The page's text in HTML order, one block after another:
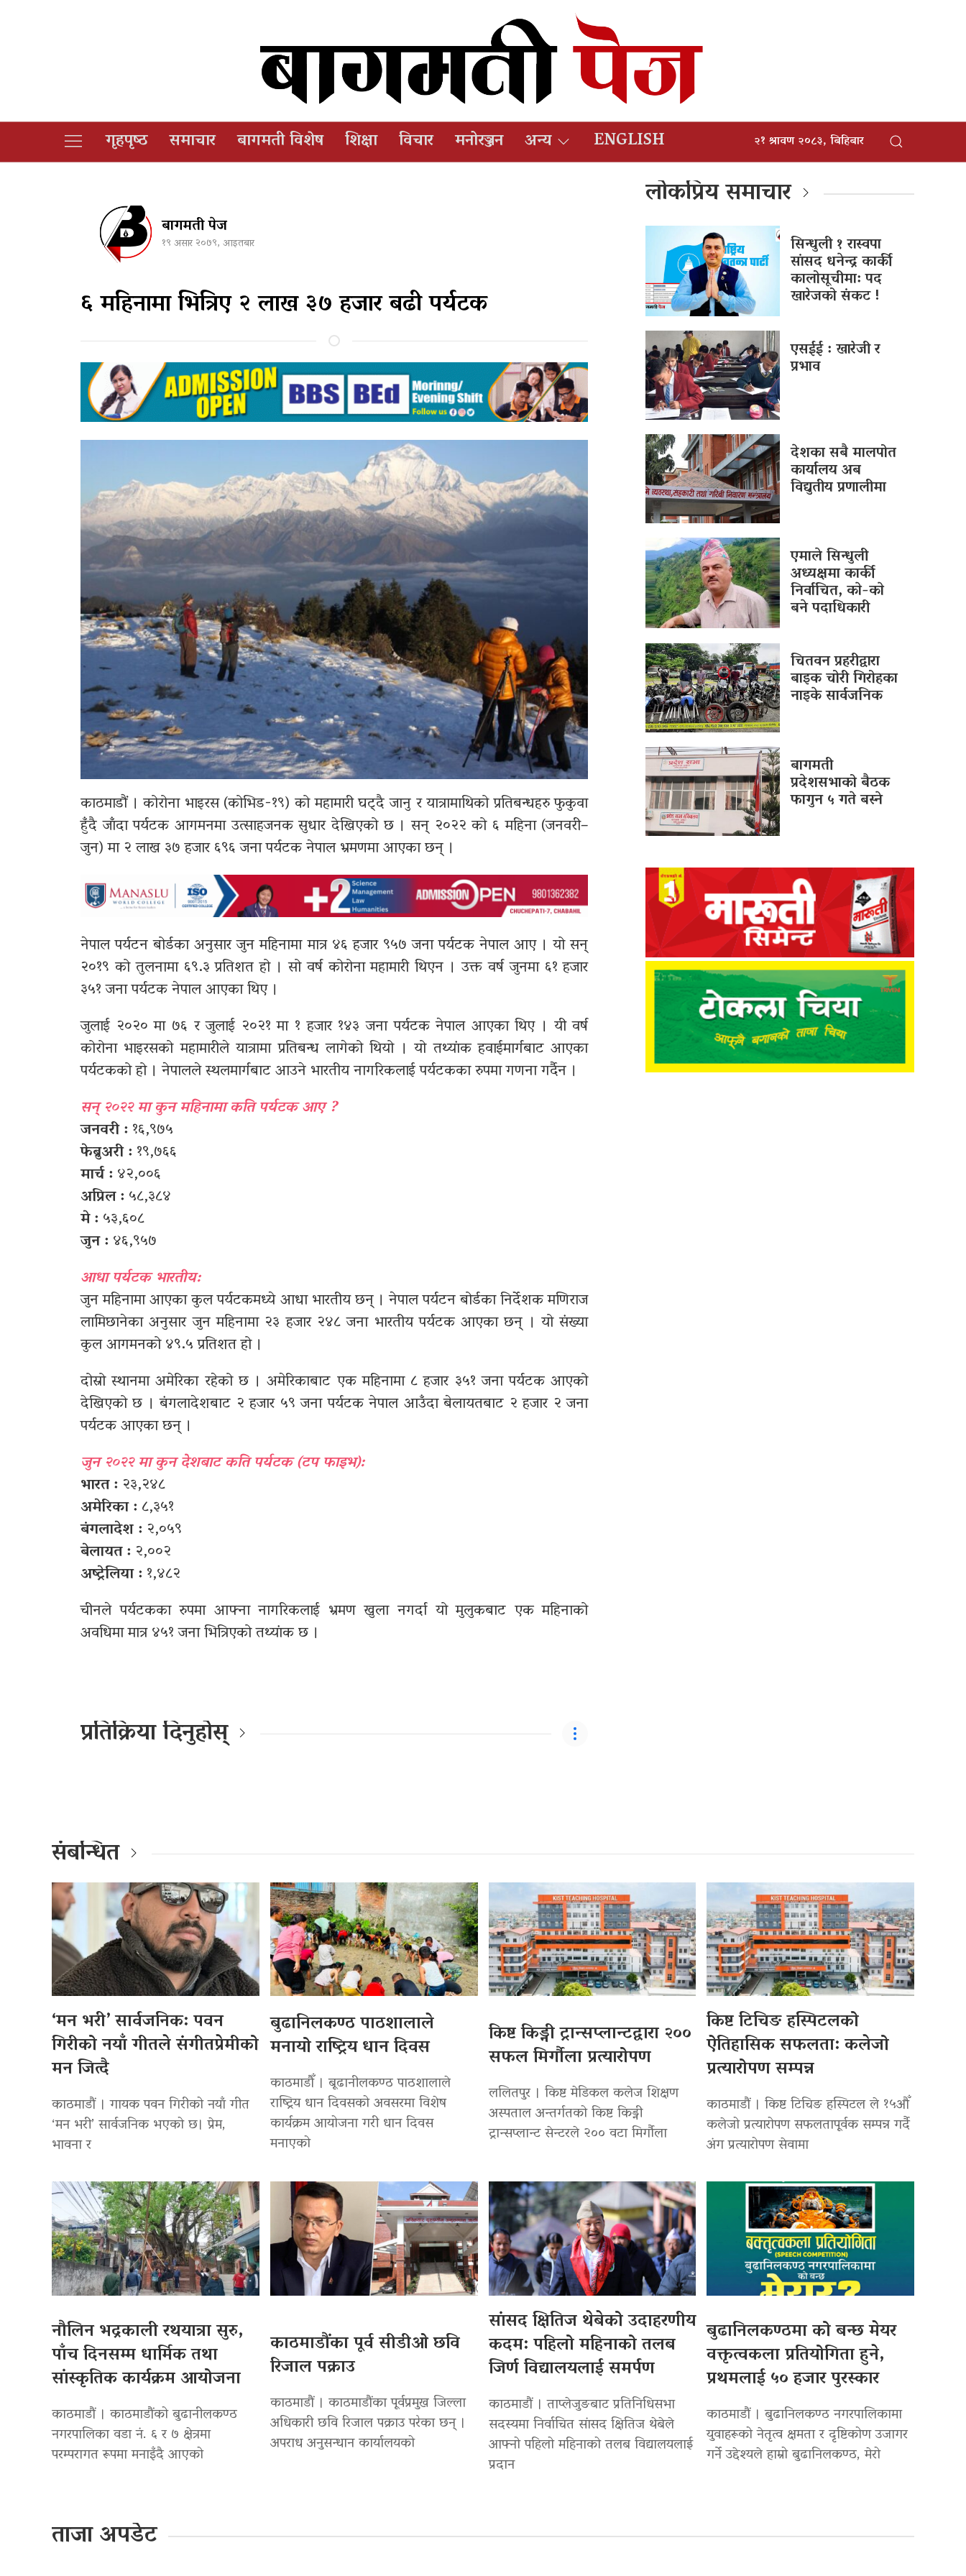
गृहपृष्‍ठ समाचार बागमती विशेष शिक्षा विचार मनोरञ्जन अन्य ENGLISH २१ श्रावण २०८३, बिहिबार
बागमती पेज
१९ असार २०७९, आइतबार
६ महिनामा भित्रिए २ लाख ३७ हजार बढी पर्यटक
काठमाडौं । कोरोना भाइरस (कोभिड-१९) को महामारी घट्दै जानु र यात्रामाथिको प्रतिबन्धहरु फुकुवा
हुँदै जाँदा पर्यटक आगमनमा उत्साहजनक सुधार देखिएको छ । सन् २०२२ को ६ महिना (जनवरी–
जुन) मा २ लाख ३७ हजार ६९६ जना पर्यटक नेपाल भ्रमणमा आएका छन् ।
नेपाल पर्यटन बोर्डका अनुसार जुन महिनामा मात्र ४६ हजार ९५७ जना पर्यटक नेपाल आए । यो सन्
२०१९ को तुलनामा ६९.३ प्रतिशत हो । सो वर्ष कोरोना महामारी थिएन । उक्त वर्ष जुनमा ६१ हजार
३५१ जना पर्यटक नेपाल आएका थिए ।
जुलाई २०२० मा ७६ र जुलाई २०२१ मा १ हजार १४३ जना पर्यटक नेपाल आएका थिए । यी वर्ष
कोरोना भाइरसको महामारीले यात्रामा प्रतिबन्ध लागेको थियो । यो तथ्यांक हवाईमार्गबाट आएका
पर्यटकको हो । नेपालले स्थलमार्गबाट आउने भारतीय नागरिकलाई पर्यटकका रुपमा गणना गर्दैन ।
सन् २०२२ मा कुन महिनामा कति पर्यटक आए ?
जनवरी :१६,९७५
फेब्रुअरी :१९,७६६
मार्च :४२,००६
अप्रिल :५८,३८४
मे :५३,६०८
जुन :४६,९५७
आधा पर्यटक भारतीय:
जुन महिनामा आएका कुल पर्यटकमध्ये आधा भारतीय छन् । नेपाल पर्यटन बोर्डका निर्देशक मणिराज
लामिछानेका अनुसार जुन महिनामा २३ हजार २४८ जना भारतीय पर्यटक आएका छन् । यो संख्या
कुल आगमनको ४९.५ प्रतिशत हो ।
दोस्रो स्थानमा अमेरिका रहेको छ । अमेरिकाबाट एक महिनामा ८ हजार ३५१ जना पर्यटक आएको
देखिएको छ । बंगलादेशबाट २ हजार ५९ जना पर्यटक नेपाल आउँदा बेलायतबाट २ हजार २ जना
पर्यटक आएका छन् ।
जुन २०२२ मा कुन देशबाट कति पर्यटक (टप फाइभ):
भारत :२३,२४८
अमेरिका :८,३५१
बंगलादेश :२,०५९
बेलायत :२,००२
अष्ट्रेलिया :१,४८२
चीनले पर्यटकका रुपमा आफ्ना नागरिकलाई भ्रमण खुला नगर्दा यो मुलुकबाट एक महिनाको
अवधिमा मात्र ४५१ जना भित्रिएको तथ्यांक छ ।
प्रतिक्रिया दिनुहोस्
लोकप्रिय समाचार
सिन्धुली १ रास्वपा
सांसद धनेन्द्र कार्की
कालोसूचीमा: पद
खारेजको संकट !
एसईई : खारेजी र
प्रभाव
देशका सबै मालपोत
कार्यालय अब
विद्युतीय प्रणालीमा
एमाले सिन्धुली
अध्यक्षमा कार्की
निर्वाचित, काे-काे
बने पदाधिकारी
चितवन प्रहरीद्वारा
बाइक चोरी गिरोहका
नाइके सार्वजनिक
बागमती
प्रदेशसभाको बैठक
फागुन ५ गते बस्ने
संबन्धित
‘मन भरी’ सार्वजनिक: पवन
गिरीको नयाँ गीतले संगीतप्रेमीको
मन जित्दै
काठमाडौं । गायक पवन गिरीको नयाँ गीत
‘मन भरी’ सार्वजनिक भएको छ। प्रेम,
भावना र
बुढानिलकण्ठ पाठशालाले
मनायो राष्ट्रिय धान दिवस
काठमाडौँ । बूढानीलकण्ठ पाठशालाले
राष्ट्रिय धान दिवसको अवसरमा विशेष
कार्यक्रम आयोजना गरी धान दिवस
मनाएको
किष्ट किड्नी ट्रान्सप्लान्टद्वारा २००
सफल मिर्गौला प्रत्यारोपण
ललितपुर । किष्ट मेडिकल कलेज शिक्षण
अस्पताल अन्तर्गतको किष्ट किड्नी
ट्रान्सप्लान्ट सेन्टरले २०० वटा मिर्गौला
किष्ट टिचिङ हस्पिटलको
ऐतिहासिक सफलता: कलेजो
प्रत्यारोपण सम्पन्न
काठमाडौं । किष्ट टिचिङ हस्पिटल ले १५औँ
कलेजो प्रत्यारोपण सफलतापूर्वक सम्पन्न गर्दै
अंग प्रत्यारोपण सेवामा
नौलिन भद्रकाली रथयात्रा सुरु,
पाँच दिनसम्म धार्मिक तथा
सांस्कृतिक कार्यक्रम आयोजना
काठमाडौं । काठमाडौंको बुढानीलकण्ठ
नगरपालिका वडा नं. ६ र ७ क्षेत्रमा
परम्परागत रूपमा मनाइँदै आएको
काठमाडौंका पूर्व सीडीओ छवि
रिजाल पक्राउ
काठमाडौं । काठमाडौंका पूर्वप्रमुख जिल्ला
अधिकारी छवि रिजाल पक्राउ परेका छन् ।
अपराध अनुसन्धान कार्यालयको
सांसद क्षितिज थेबेको उदाहरणीय
कदम: पहिलो महिनाको तलब
जिर्ण विद्यालयलाई समर्पण
काठमाडौं । ताप्लेजुङबाट प्रतिनिधिसभा
सदस्यमा निर्वाचित सांसद क्षितिज थेबेले
आफ्नो पहिलो महिनाको तलब विद्यालयलाई
प्रदान
बुढानिलकण्ठमा को बन्छ मेयर
वक्तृत्वकला प्रतियोगिता हुने,
प्रथमलाई ५० हजार पुरस्कार
काठमाडौं । बुढानिलकण्ठ नगरपालिकामा
युवाहरूको नेतृत्व क्षमता र दृष्टिकोण उजागर
गर्ने उद्देश्यले हाम्रो बुढानिलकण्ठ, मेरो
ताजा अपडेट